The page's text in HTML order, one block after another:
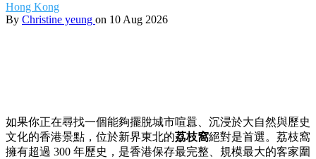
Hong Kong
By Christine yeung on 10 Aug 2026
如果你正在尋找一個能夠擺脫城市喧囂、沉浸於大自然與歷史
文化的香港景點，位於新界東北的荔枝窩絕對是首選。荔枝窩
擁有超過 300 年歷史，是香港保存最完整、規模最大的客家圍